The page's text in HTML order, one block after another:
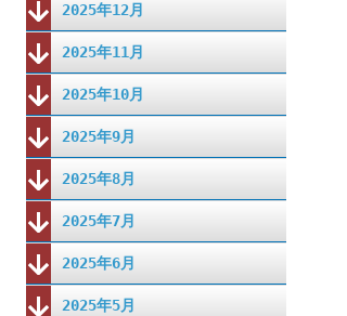
2025年12月
2025年11月
2025年10月
2025年9月
2025年8月
2025年7月
2025年6月
2025年5月